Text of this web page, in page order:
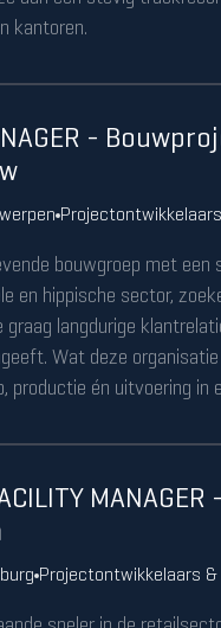
kantoren.
-
bouwgroep met een
en hippische sector,
graag langdurige
Wat deze
productie én uitvoering in
Projectontwikkelaars &